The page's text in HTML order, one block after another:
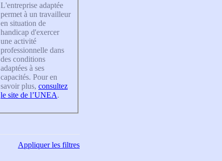
L'entreprise adaptée
permet à un travailleur
en situation de
handicap d'exercer
une activité
professionnelle dans
des conditions
adaptées à ses
capacités. Pour en
savoir plus, consultez
le site de l’UNEA.
Appliquerles filtres